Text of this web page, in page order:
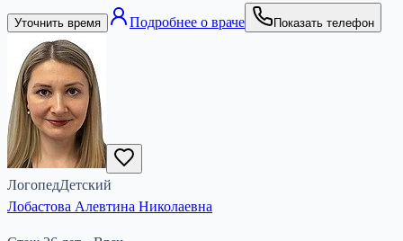
Уточнить время Подробнее о враче Показать телефон
ЛогопедДетский
Лобастова Алевтина Николаевна